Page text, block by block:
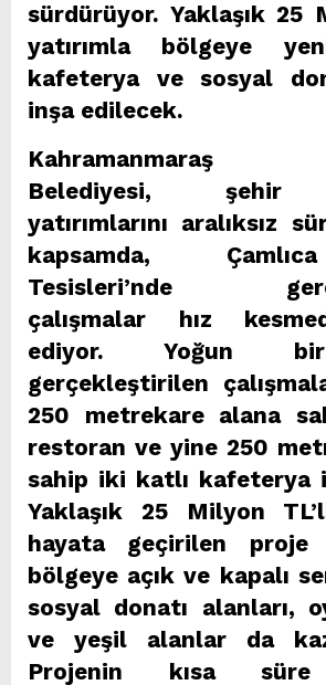
sürdürüyor. Yaklaşık 25
yatırımla bölgeye
kafeterya ve sosyal
inşa edilecek.
Kahramanmaraş
Belediyesi, şehir
yatırımlarını aralıksız
kapsamda,
Tesisleri’nde
çalışmalar hız
ediyor. Yoğun
gerçekleştirilen
250 metrekare alana
restoran ve yine 250
sahip iki katlı kafeterya
Yaklaşık 25 Milyon
hayata geçirilen proje
bölgeye açık ve kapalı
sosyal donatı alanları,
ve yeşil alanlar da
Projenin kısa süre